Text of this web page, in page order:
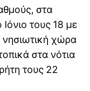
στα
τους 18 με
χώρα
στα νότια
τους 22